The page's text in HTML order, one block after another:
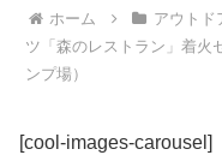
ホーム アウトド
ツ「森のレストラン」着火
ンプ場）
[cool-images-carousel]